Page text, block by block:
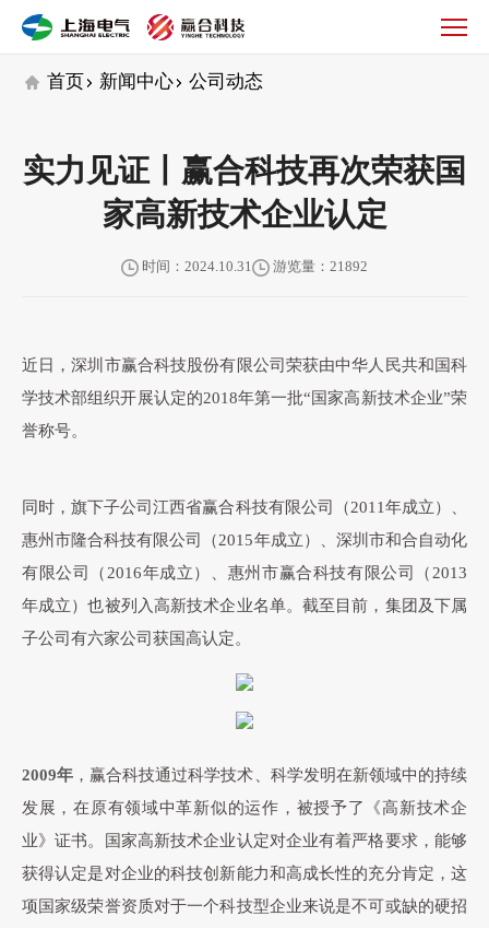
首页 新闻中心 公司动态
实力见证丨赢合科技再次荣获国
家高新技术企业认定
时间：2024.10.31 游览量：21892
近日，深圳市赢合科技股份有限公司荣获由中华人民共和国科
学技术部组织开展认定的2018年第一批“国家高新技术企业”荣
誉称号。
同时，旗下子公司江西省赢合科技有限公司（2011年成立）、
惠州市隆合科技有限公司（2015年成立）、深圳市和合自动化
有限公司（2016年成立）、惠州市赢合科技有限公司（2013
年成立）也被列入高新技术企业名单。截至目前，集团及下属
子公司有六家公司获国高认定。
2009年 ，赢合科技通过科学技术、科学发明在新领域中的持续
发展，在原有领域中革新似的运作，被授予了《高新技术企
业》证书。国家高新技术企业认定对企业有着严格要求，能够
获得认定是对企业的科技创新能力和高成长性的充分肯定，这
项国家级荣誉资质对于一个科技型企业来说是不可或缺的硬招